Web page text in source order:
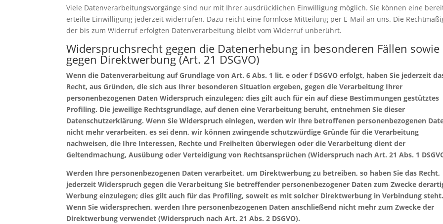
Viele Datenverarbeitungsvorgänge sind nur mit Ihrer ausdrücklichen Einwilligung möglich. Sie können eine
erteilte Einwilligung jederzeit widerrufen. Dazu reicht eine formlose Mitteilung per E-Mail an uns. Die
der bis zum Widerruf erfolgten Datenverarbeitung bleibt vom Widerruf unberührt.
Widerspruchsrecht gegen die Datenerhebung in besonderen Fällen sowie
gegen Direktwerbung (Art. 21 DSGVO)
Wenn die Datenverarbeitung auf Grundlage von Art. 6 Abs. 1 lit. e oder f DSGVO erfolgt, haben Sie jederzeit
Recht, aus Gründen, die sich aus Ihrer besonderen Situation ergeben, gegen die Verarbeitung Ihrer
personenbezogenen Daten Widerspruch einzulegen; dies gilt auch für ein auf diese Bestimmungen gestütztes
Profiling. Die jeweilige Rechtsgrundlage, auf denen eine Verarbeitung beruht, entnehmen Sie dieser
Datenschutzerklärung. Wenn Sie Widerspruch einlegen, werden wir Ihre betroffenen personenbezogenen
nicht mehr verarbeiten, es sei denn, wir können zwingende schutzwürdige Gründe für die Verarbeitung
nachweisen, die Ihre Interessen, Rechte und Freiheiten überwiegen oder die Verarbeitung dient der
Geltendmachung, Ausübung oder Verteidigung von Rechtsansprüchen (Widerspruch nach Art. 21 Abs. 1
Werden Ihre personenbezogenen Daten verarbeitet, um Direktwerbung zu betreiben, so haben Sie das Recht,
jederzeit Widerspruch gegen die Verarbeitung Sie betreffender personenbezogener Daten zum Zwecke
Werbung einzulegen; dies gilt auch für das Profiling, soweit es mit solcher Direktwerbung in Verbindung steht.
Wenn Sie widersprechen, werden Ihre personenbezogenen Daten anschließend nicht mehr zum Zwecke der
Direktwerbung verwendet (Widerspruch nach Art. 21 Abs. 2 DSGVO).